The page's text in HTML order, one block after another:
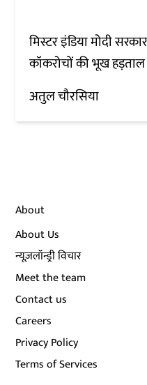
मिस्टर इंडिया मोदी
कॉकरोचों की भूख हड़ताल
अतुल चौरसिया
About
About Us
न्यूज़लॉन्ड्री विचार
Meet the team
Contact us
Careers
Privacy Policy
Terms of Services